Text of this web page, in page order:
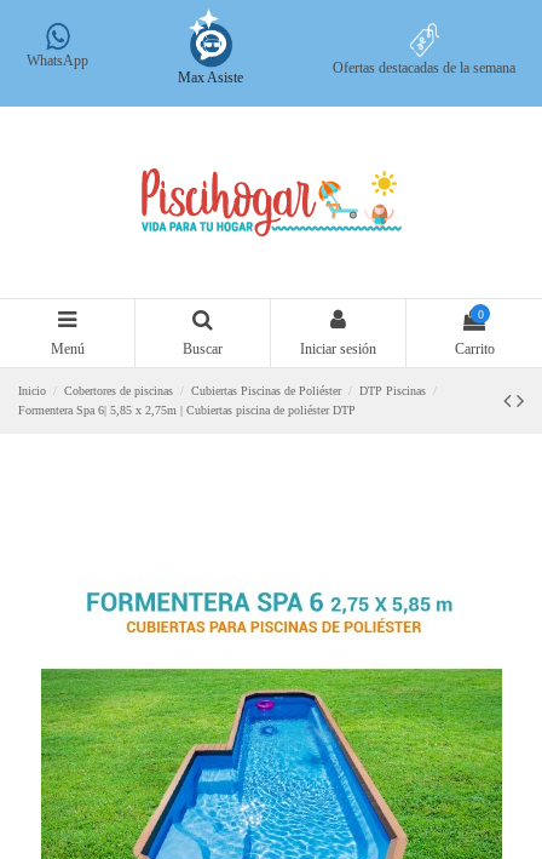
WhatsApp
Max Asiste
Ofertas destacadas de la semana
Menú Buscar Iniciar sesión
0
Carrito
Inicio Cobertores de piscinas Cubiertas Piscinas de Poliéster
DTP Piscinas
Formentera Spa 6| 5,85 x 2,75m | Cubiertas piscina de poliéster DTP